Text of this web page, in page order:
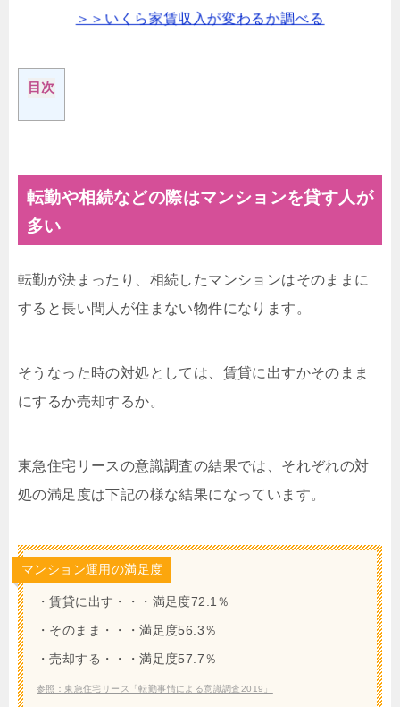
＞＞いくら家賃収入が変わるか調べる
目次
転勤や相続などの際はマンションを貸す人が
多い
転勤が決まったり、相続したマンションはそのままに
すると長い間人が住まない物件になります。
そうなった時の対処としては、賃貸に出すかそのまま
にするか売却するか。
東急住宅リースの意識調査の結果では、それぞれの対
処の満足度は下記の様な結果になっています。
マンション運用の満足度
・賃貸に出す・・・満足度72.1％
・そのまま・・・満足度56.3％
・売却する・・・満足度57.7％
参照：東急住宅リース「転勤事情による意識調査2019」